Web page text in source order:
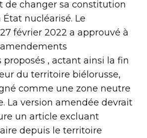
de changer sa constitution
nucléarisé. Le
février 2022 a approuvé à
, actant ainsi la fin
du territoire biélorusse,
comme une zone neutre
La version amendée devrait
un article excluant
depuis le territoire